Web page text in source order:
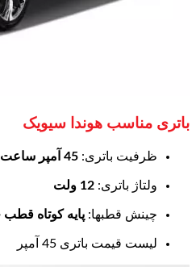
باتری مناسب هوندا سیویک
ظرفیت باتری: 45 آمپر ساعت
ولتاژ باتری: 12 ولت
چینش قطبها: پایه کوتاه
لیست قیمت باتری 45 آمپر